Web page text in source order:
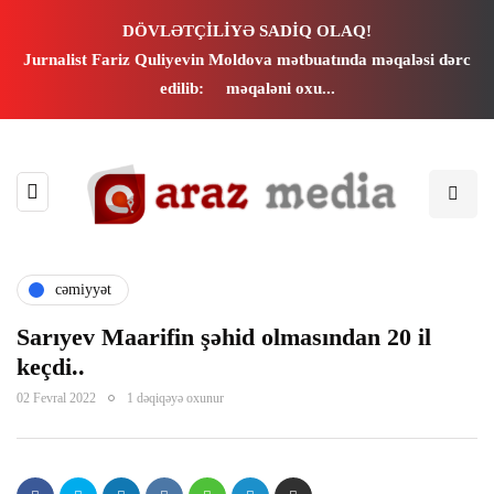
panel
DÖVLƏTÇİLİYƏ SADİQ OLAQ!
Jurnalist Fariz Quliyevin Moldova mətbuatında məqaləsi dərc
edilib:
məqaləni oxu...
cəmiyyət
Sarıyev Maarifin şəhid olmasından 20 il
keçdi..
02 Fevral 2022 1 dəqiqəyə oxunur